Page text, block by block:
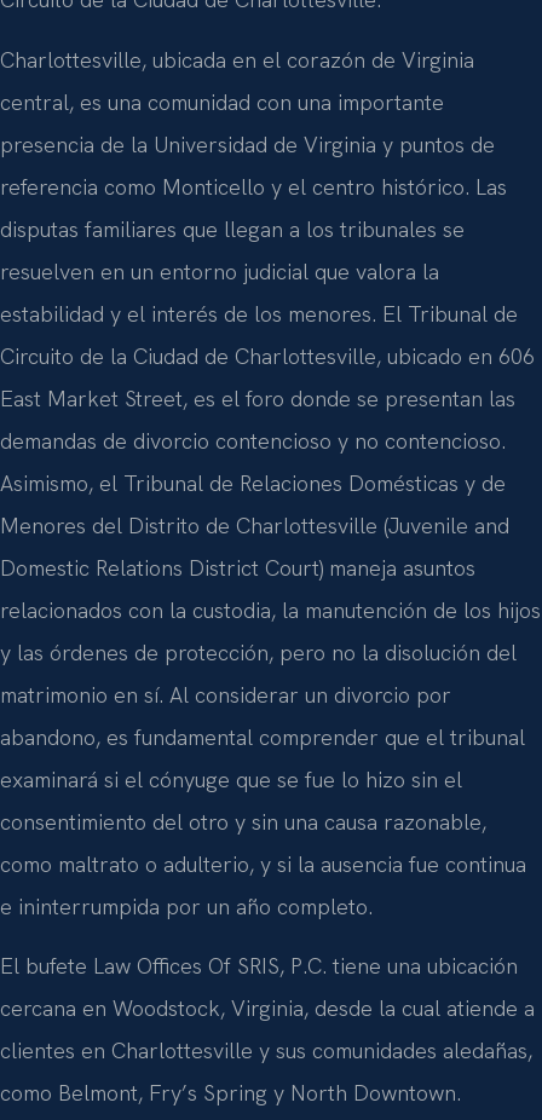
Charlottesville, ubicada en el corazón de Virginia
central, es una comunidad con una importante
presencia de la Universidad de Virginia y puntos de
referencia como Monticello y el centro histórico. Las
disputas familiares que llegan a los tribunales se
resuelven en un entorno judicial que valora la
estabilidad y el interés de los menores. El Tribunal de
Circuito de la Ciudad de Charlottesville, ubicado en 606
East Market Street, es el foro donde se presentan las
demandas de divorcio contencioso y no contencioso.
Asimismo, el Tribunal de Relaciones Domésticas y de
Menores del Distrito de Charlottesville (Juvenile and
Domestic Relations District Court) maneja asuntos
relacionados con la custodia, la manutención de los hijos
y las órdenes de protección, pero no la disolución del
matrimonio en sí. Al considerar un divorcio por
abandono, es fundamental comprender que el tribunal
examinará si el cónyuge que se fue lo hizo sin el
consentimiento del otro y sin una causa razonable,
como maltrato o adulterio, y si la ausencia fue continua
e ininterrumpida por un año completo.
El bufete Law Offices Of SRIS, P.C. tiene una ubicación
cercana en Woodstock, Virginia, desde la cual atiende a
clientes en Charlottesville y sus comunidades aledañas,
como Belmont, Fry’s Spring y North Downtown.